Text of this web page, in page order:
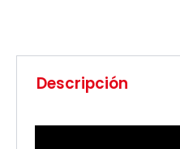
Descripción